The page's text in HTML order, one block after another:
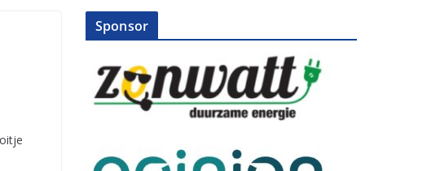
Sponsor